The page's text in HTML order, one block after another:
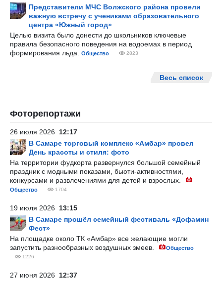
Представители МЧС Волжского района провели
важную встречу с учениками образовательного
центра «Южный город»
Целью визита было донести до школьников ключевые
правила безопасного поведения на водоемах в период
формирования льда.
Общество 2823
Весь список
Фоторепортажи
26 июля 2026 12:17
В Самаре торговый комплекс «Амбар» провел
День красоты и стиля: фото
На территории фудкорта развернулся большой семейный
праздник с модными показами, бьюти-активностями,
конкурсами и развлечениями для детей и взрослых.
Общество 1704
19 июля 2026 13:15
В Самаре прошёл семейный фестиваль «Дофамин
Фест»
На площадке около ТК «Амбар» все желающие могли
запустить разнообразных воздушных змеев.
Общество
1226
27 июня 2026 12:37